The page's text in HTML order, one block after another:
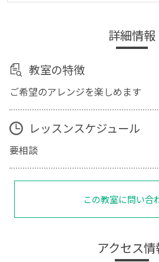
詳細情報
教室の特徴
ご希望のアレンジを楽しめます
レッスンスケジュール
要相談
この教室に問い合
アクセス情